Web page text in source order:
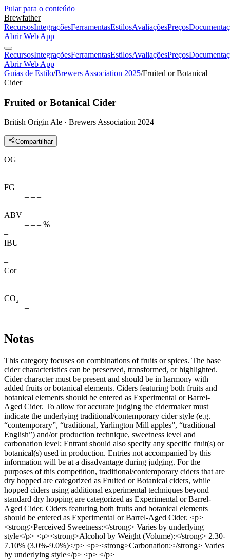
Pular para o conteúdo
Brewfather
RecursosIntegraçõesFerramentasEstilosAvaliaçõesPreços
Abrir Web App
RecursosIntegraçõesFerramentasEstilosAvaliaçõesPreços
Abrir Web App
Guias de Estilo/Brewers Association 2025/Fruited or Botanical
Cider
Fruited or Botanical Cider
British Origin Ale · Brewers Association 2024
Compartilhar
OG
– – –
–
FG
– – –
–
ABV
– – – %
–
IBU
– – –
–
Cor
–
–
CO₂
–
–
Notas
This category focuses on combinations of fruits or spices. The base
cider characteristics can be preserved, transformed, or highlighted.
Cider character must be present and should be in harmony with
added fruits or botanical elements. Ciders featuring both fruits and
botanical elements should be entered as Experimental or Barrel-
Aged Cider. To allow for accurate judging the cidermaker must
indicate the underlying traditional/contemporary cider style (e.g.
“contemporary”, “traditional, Yarlington Mill apples”, “traditional –
English”) and/or production technique, sweetness level and
carbonation level; Entrant should also specify any specific fruit(s) or
botanical(s) used in production. Entries not accompanied by this
information will be at a disadvantage during judging. For the
purposes of this competition, traditional/contemporary ciders that are
dry hopped are categorized as Fruited or Botanical ciders, while
hopped ciders using additional experimental techniques beyond
standard dry hopping are categorized as Experimental or Barrel-
Aged Cider. Ciders featuring both fruits and botanical elements
should be entered as Experimental or Barrel-Aged Cider. <p>
<strong>Perceived Sweetness:</strong> Varies by underlying
style</p> <p><strong>Alcohol by Weight (Volume):</strong> 2.30-
7.10% (3.0%-9.0%)</p> <p><strong>Carbonation:</strong> Varies
by underlying style</p> <p> </p>